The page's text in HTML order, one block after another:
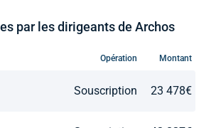
par les dirigeants de Archos
Opération Montant
Souscription 23 478€